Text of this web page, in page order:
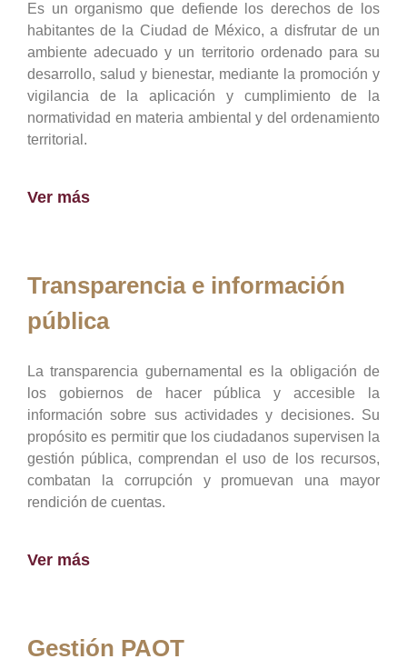
Es un organismo que defiende los derechos de los
habitantes de la Ciudad de México, a disfrutar de un
ambiente adecuado y un territorio ordenado para su
desarrollo, salud y bienestar, mediante la promoción y
vigilancia de la aplicación y cumplimiento de la
normatividad en materia ambiental y del ordenamiento
territorial.
Ver más
Transparencia e información
pública
La transparencia gubernamental es la obligación de
los gobiernos de hacer pública y accesible la
información sobre sus actividades y decisiones. Su
propósito es permitir que los ciudadanos supervisen la
gestión pública, comprendan el uso de los recursos,
combatan la corrupción y promuevan una mayor
rendición de cuentas.
Ver más
Gestión PAOT